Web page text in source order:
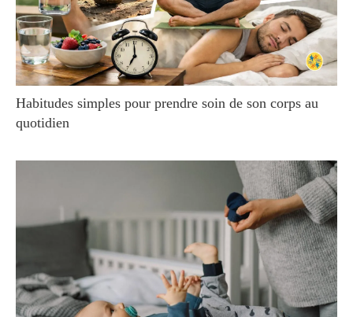
Habitudes simples pour prendre soin de son corps au
quotidien